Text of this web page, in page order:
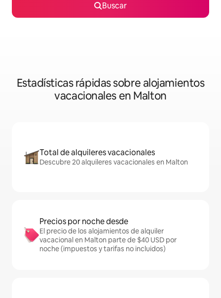
Buscar
Estadísticas rápidas sobre alojamientos
vacacionales en Malton
Total de alquileres vacacionales
Descubre 20 alquileres vacacionales en Malton
Precios por noche desde
El precio de los alojamientos de alquiler
vacacional en Malton parte de $40 USD por
noche (impuestos y tarifas no incluidos)